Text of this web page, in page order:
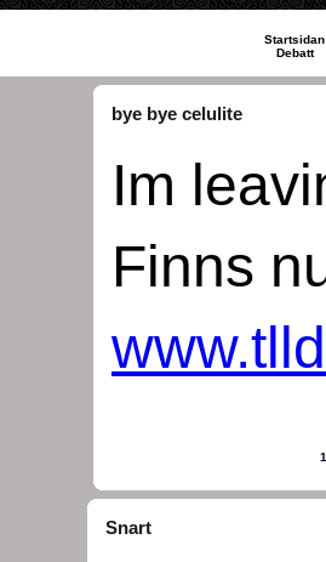
Startsidan
Debatt
bye bye celulite
Im
Finns
Snart